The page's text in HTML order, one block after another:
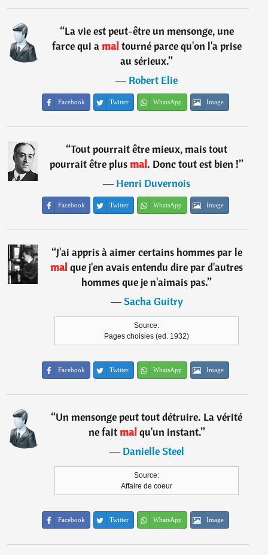
“La vie est peut-être un mensonge, une
farce qui amaltourné parce qu'on l'a prise
au sérieux.”
―Robert Elie
Facebook Twitter WhatsApp Image
“Tout pourrait être mieux, mais tout
pourrait être plusmal. Donc tout est bien !”
―Henri Duvernois
Facebook Twitter WhatsApp Image
“J'ai appris à aimer certains hommes par le
malque j'en avais entendu dire par d'autres
hommes que je n'aimais pas.”
―Sacha Guitry
Source:
Pages choisies (ed. 1932)
Facebook Twitter WhatsApp Image
“Un mensonge peut tout détruire. La vérité
ne faitmalqu'un instant.”
―Danielle Steel
Source:
Affaire de coeur
Facebook Twitter WhatsApp Image